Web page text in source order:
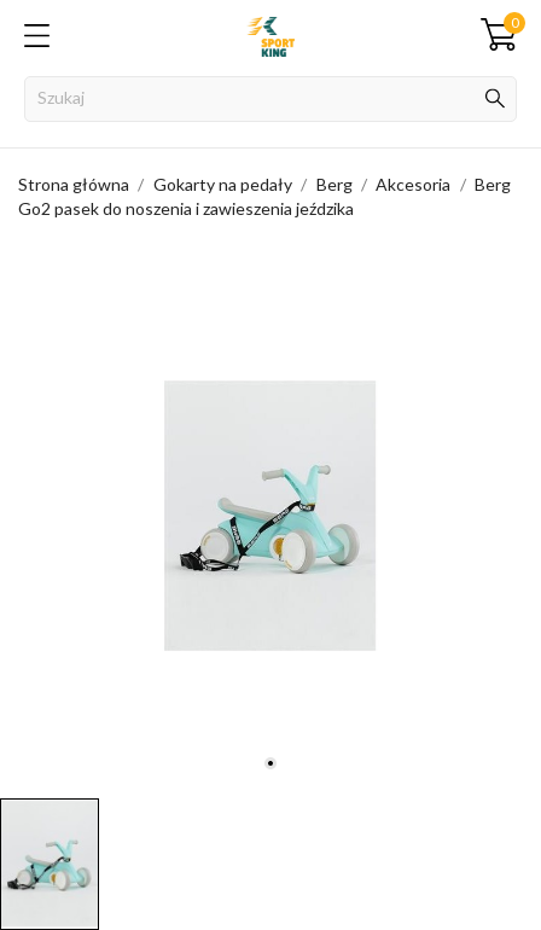
0
Strona główna Gokarty na pedały Berg Akcesoria
Berg
Go2 pasek do noszenia i zawieszenia jeździka